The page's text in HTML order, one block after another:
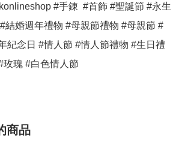
#手錬  #首飾 #聖誕節 #永生
結婚週年禮物 #母親節禮物 #母親節 #
紀念日 #情人節 #情人節禮物 #生日禮
玫瑰 #白色情人節
商品